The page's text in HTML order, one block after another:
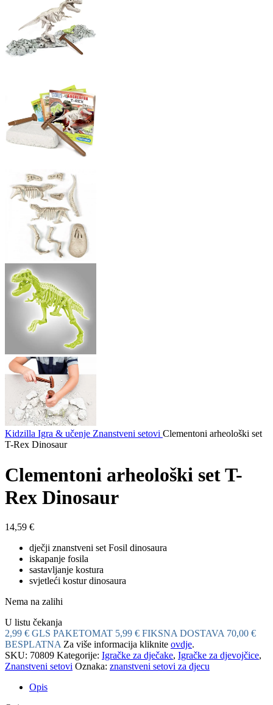
Kidzilla Igra & učenje Znanstveni setovi Clementoni arheološki set
T-Rex Dinosaur
Clementoni arheološki set T-
Rex Dinosaur
14,59 €
dječji znanstveni set Fosil dinosaura
iskapanje fosila
sastavljanje kostura
svjetleći kostur dinosaura
Nema na zalihi
U listu čekanja
2,99 € GLS PAKETOMAT 5,99 € FIKSNA DOSTAVA 70,00 €
BESPLATNA Za više informacija kliknite ovdje.
SKU: 70809 Kategorije: Igračke za dječake, Igračke za djevojčice,
Znanstveni setovi Oznaka: znanstveni setovi za djecu
Opis